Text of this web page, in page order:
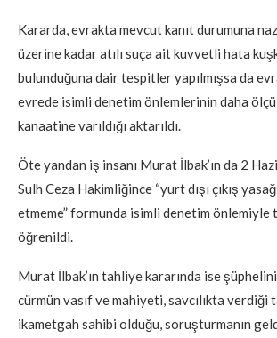
Kararda, evrakta mevcut kanıt durumuna
üzerine kadar atılı suça ait kuvvetli hata
bulunduğuna dair tespitler yapılmışsa da
evrede isimli denetim önlemlerinin daha
kanaatine varıldığı aktarıldı.
Öte yandan iş insanı Murat İlbak’ın da 2
Sulh Ceza Hakimliğince “yurt dışı çıkış
etmeme” formunda isimli denetim önlemiyle
öğrenildi.
Murat İlbak’ın tahliye kararında ise
cürmün vasıf ve mahiyeti, savcılıkta
ikametgah sahibi olduğu, soruşturmanın